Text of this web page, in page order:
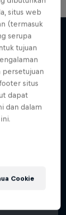
situs web
(termasuk
serupa
tujuan
persetujuan
situs
dapat
dan dalam
Cookie